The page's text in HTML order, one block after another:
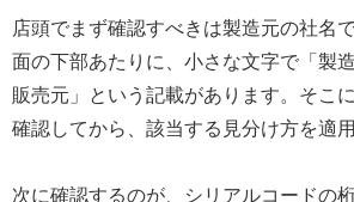
店頭でまず確認すべきは製造元の社名
面の下部あたりに、小さな文字で「製
販売元」という記載があります。そこ
確認してから、該当する見分け方を適用
次に確認するのが、シリアルコードの